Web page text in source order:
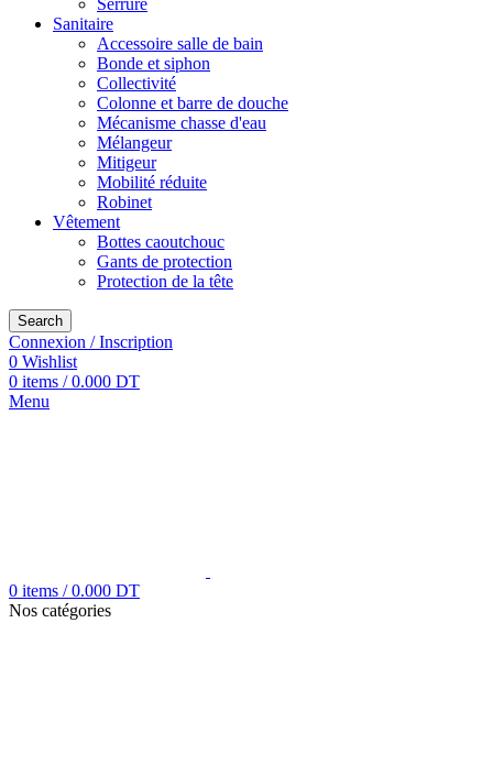
Serrure
Sanitaire
Accessoire salle de bain
Bonde et siphon
Collectivité
Colonne et barre de douche
Mécanisme chasse d'eau
Mélangeur
Mitigeur
Mobilité réduite
Robinet
Vêtement
Bottes caoutchouc
Gants de protection
Protection de la tête
Search
Connexion / Inscription
0 Wishlist
0 items / 0.000 DT
Menu
0 items / 0.000 DT
Nos catégories